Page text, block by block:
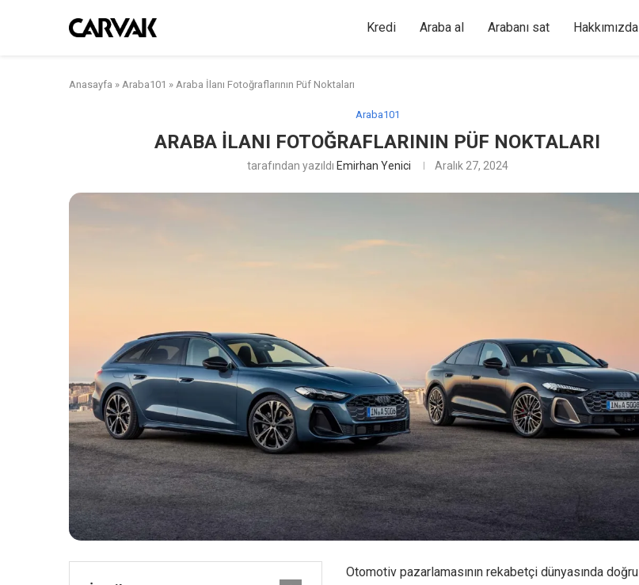
Kredi Araba al Arabanı sat Hakkımızda
Anasayfa » Araba101 » Araba İlanı Fotoğraflarının Püf Noktaları
Araba101
ARABA İLANI FOTOĞRAFLARININ PÜF NOKTALARI
tarafından yazıldı Emirhan Yenici Aralık 27, 2024
Otomotiv pazarlamasının rekabetçi dünyasında doğru